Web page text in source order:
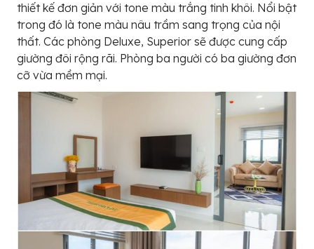
thiết kế đơn giản với tone màu trắng tinh khôi. Nổi bật
trong đó là tone màu nâu trầm sang trọng của nội
thất. Các phòng Deluxe, Superior sẽ được cung cấp
giường đôi rộng rãi. Phòng ba người có ba giường đơn
cỡ vừa mềm mại.